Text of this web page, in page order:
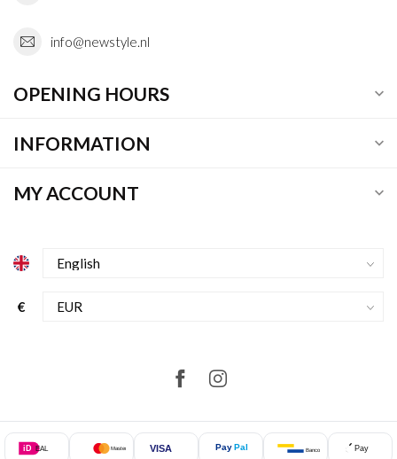
info@newstyle.nl
OPENING HOURS
INFORMATION
MY ACCOUNT
€
iD EAL Mastercard VISA Pay Pal Bancontact Pay